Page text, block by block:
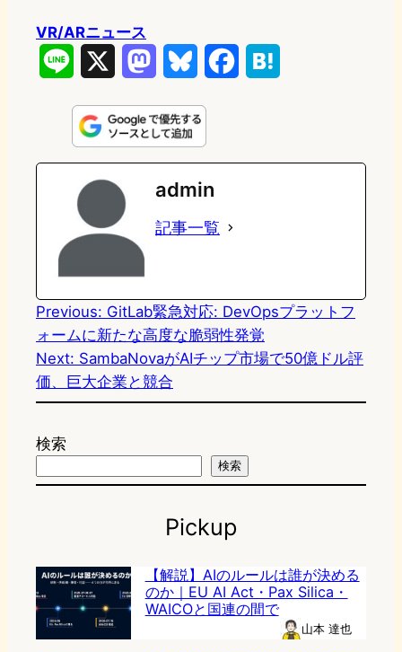
VR/ARニュース
n
e
s
t
o
d
n
u
e
s
k
e
k
e
admin
記事一覧
Previous: GitLab緊急対応: DevOpsプラットフ
ォームに新たな高度な脆弱性発覚
Next: SambaNovaがAIチップ市場で50億ドル評
価、巨大企業と競合
検索
検索
Pickup
【解説】AIのルールは誰が決める
のか｜EU AI Act・Pax Silica・
WAICOと国連の間で
山本 達也